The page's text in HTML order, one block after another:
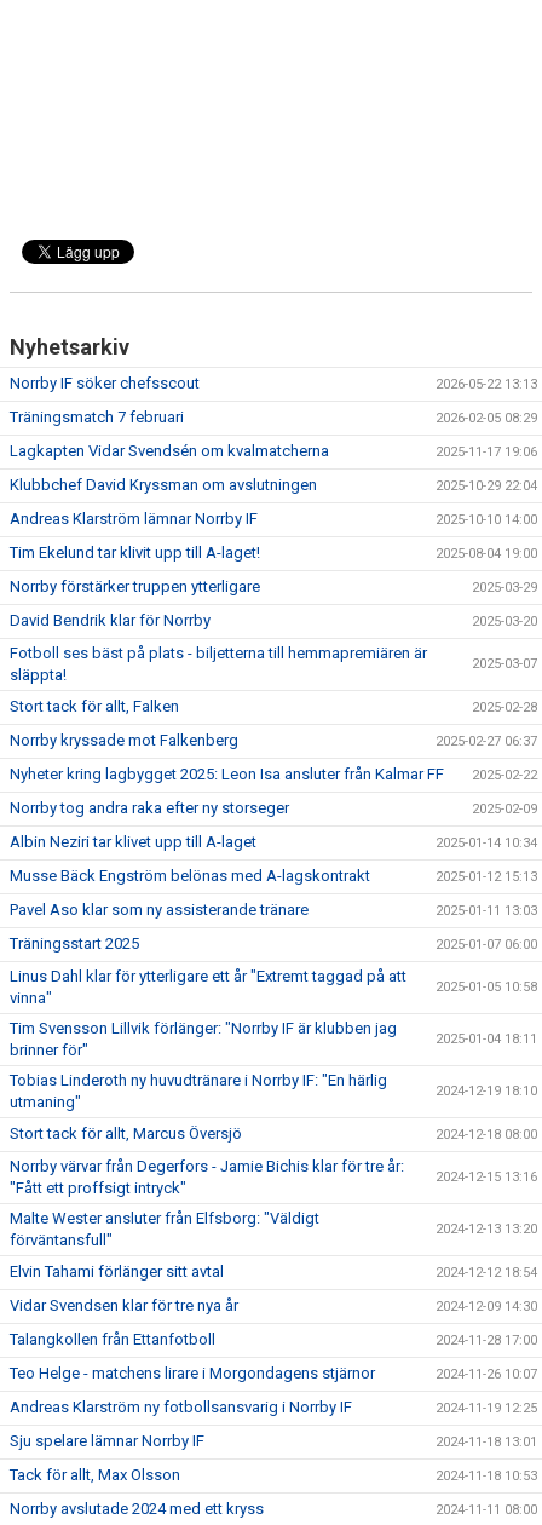
Nyhetsarkiv
Norrby IF söker chefsscout 2026-05-22 13:13
Träningsmatch 7 februari 2026-02-05 08:29
Lagkapten Vidar Svendsén om kvalmatcherna 2025-11-17 19:06
Klubbchef David Kryssman om avslutningen 2025-10-29 22:04
Andreas Klarström lämnar Norrby IF 2025-10-10 14:00
Tim Ekelund tar klivit upp till A-laget! 2025-08-04 19:00
Norrby förstärker truppen ytterligare 2025-03-29
David Bendrik klar för Norrby 2025-03-20
Fotboll ses bäst på plats - biljetterna till hemmapremiären är
släppta!
2025-03-07
Stort tack för allt, Falken 2025-02-28
Norrby kryssade mot Falkenberg 2025-02-27 06:37
Nyheter kring lagbygget 2025: Leon Isa ansluter från Kalmar FF 2025-02-22
Norrby tog andra raka efter ny storseger 2025-02-09
Albin Neziri tar klivet upp till A-laget 2025-01-14 10:34
Musse Bäck Engström belönas med A-lagskontrakt 2025-01-12 15:13
Pavel Aso klar som ny assisterande tränare 2025-01-11 13:03
Träningsstart 2025 2025-01-07 06:00
Linus Dahl klar för ytterligare ett år "Extremt taggad på att
vinna"
2025-01-05 10:58
Tim Svensson Lillvik förlänger: "Norrby IF är klubben jag
brinner för"
2025-01-04 18:11
Tobias Linderoth ny huvudtränare i Norrby IF: "En härlig
utmaning"
2024-12-19 18:10
Stort tack för allt, Marcus Översjö 2024-12-18 08:00
Norrby värvar från Degerfors - Jamie Bichis klar för tre år:
"Fått ett proffsigt intryck"
2024-12-15 13:16
Malte Wester ansluter från Elfsborg: "Väldigt
förväntansfull"
2024-12-13 13:20
Elvin Tahami förlänger sitt avtal 2024-12-12 18:54
Vidar Svendsen klar för tre nya år 2024-12-09 14:30
Talangkollen från Ettanfotboll 2024-11-28 17:00
Teo Helge - matchens lirare i Morgondagens stjärnor 2024-11-26 10:07
Andreas Klarström ny fotbollsansvarig i Norrby IF 2024-11-19 12:25
Sju spelare lämnar Norrby IF 2024-11-18 13:01
Tack för allt, Max Olsson 2024-11-18 10:53
Norrby avslutade 2024 med ett kryss 2024-11-11 08:00